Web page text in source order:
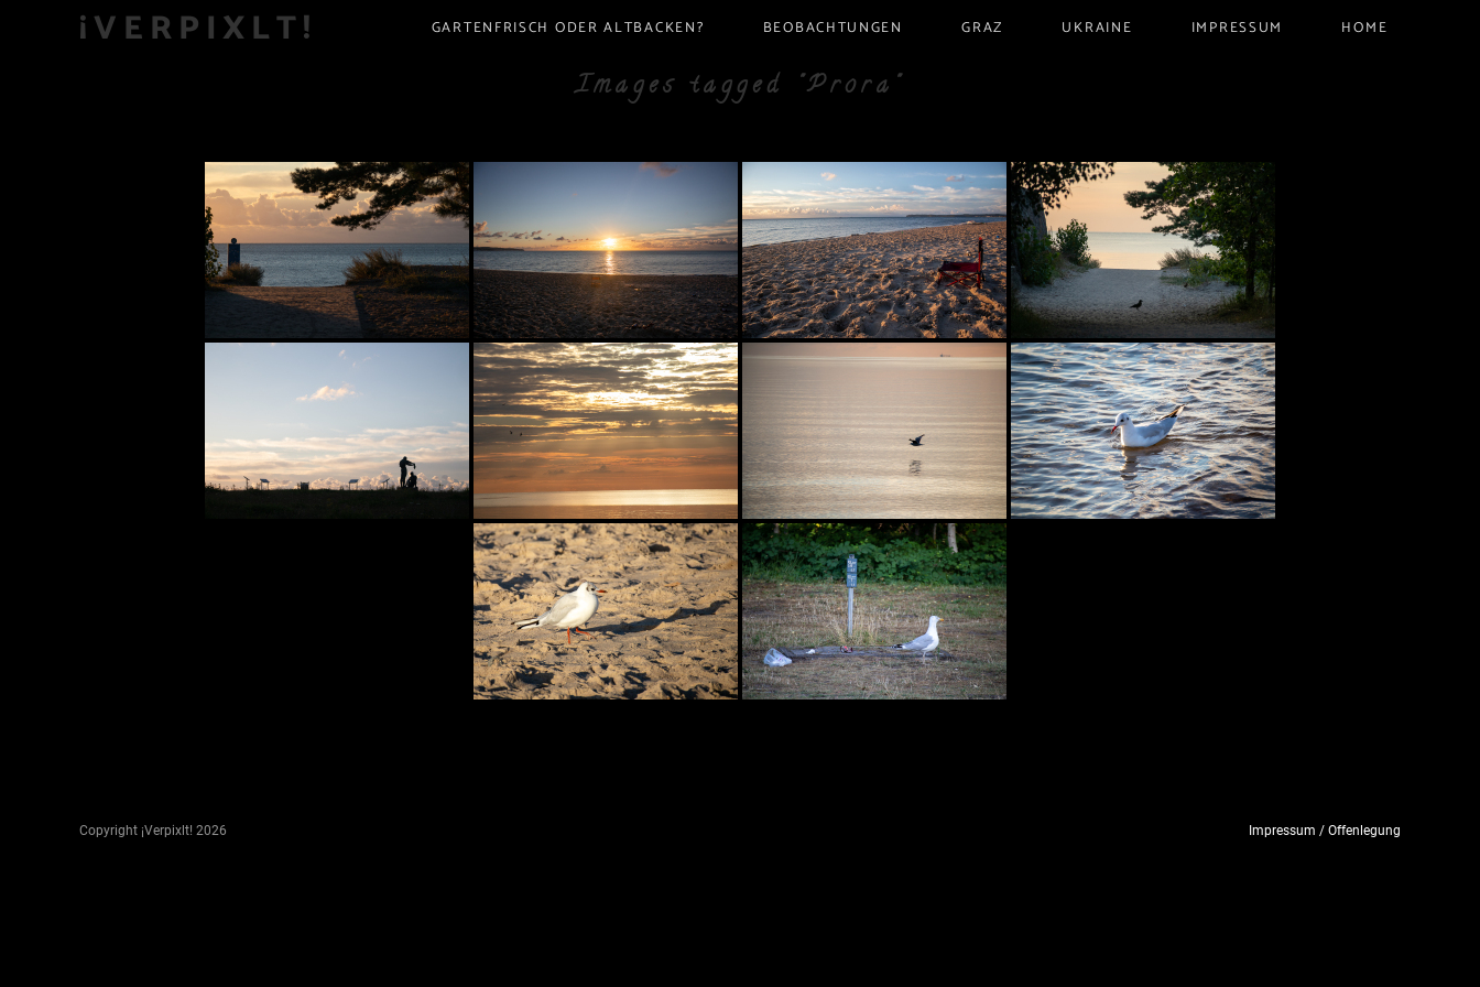
¡VERPIXLT! GARTENFRISCH ODER ALTBACKEN? BEOBACHTUNGEN GRAZ UKRAINE IMPRESSUM HOME
Images tagged "Prora"
Impressum / Offenlegung
Copyright ¡Verpixlt! 2026